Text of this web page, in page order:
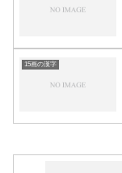
15画の漢字